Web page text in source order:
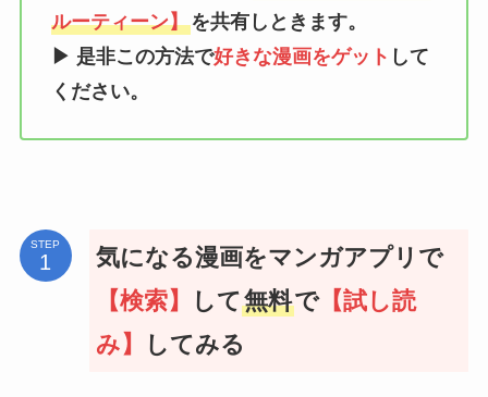
ルーティーン】を共有しときます。
▶ 是非この方法で好きな漫画をゲット して
ください。
STEP
気になる漫画をマンガアプリで
【検索】
して無料で【試し読
み】
してみる